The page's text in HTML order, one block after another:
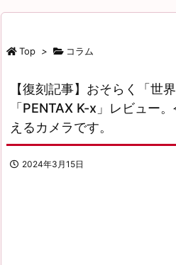
Top > コラム
【復刻記事】おそらく「世
「PENTAX K-x」レビュー
えるカメラです。
2024年3月15日